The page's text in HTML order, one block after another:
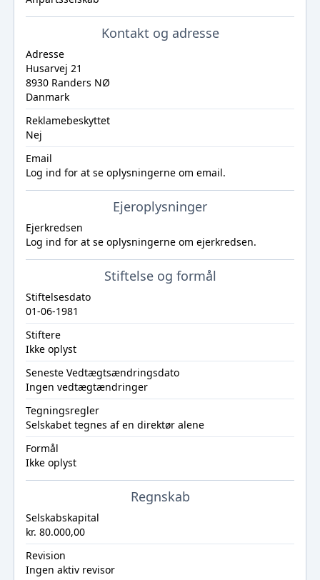
Kontakt og adresse
Adresse
Husarvej 21
8930 Randers NØ
Danmark
Reklamebeskyttet
Nej
Email
Log ind for at se oplysningerne om email.
Ejeroplysninger
Ejerkredsen
Log ind for at se oplysningerne om ejerkredsen.
Stiftelse og formål
Stiftelsesdato
01-06-1981
Stiftere
Ikke oplyst
Seneste Vedtægtsændringsdato
Ingen vedtægtændringer
Tegningsregler
Selskabet tegnes af en direktør alene
Formål
Ikke oplyst
Regnskab
Selskabskapital
kr. 80.000,00
Revision
Ingen aktiv revisor